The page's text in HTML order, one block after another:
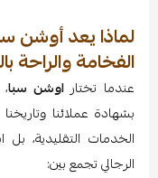
لماذا يعد أوشن
الفخامة والراحة
عندما تختاراوشن سبا
بشهادة عملائنا
الخدمات التقليدية،
الرجالي تجمع بين: